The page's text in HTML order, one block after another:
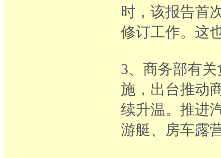
时，该报告首
修订工作。这
3、商务部有
施，出台推动
续升温。推进
游艇、房车露